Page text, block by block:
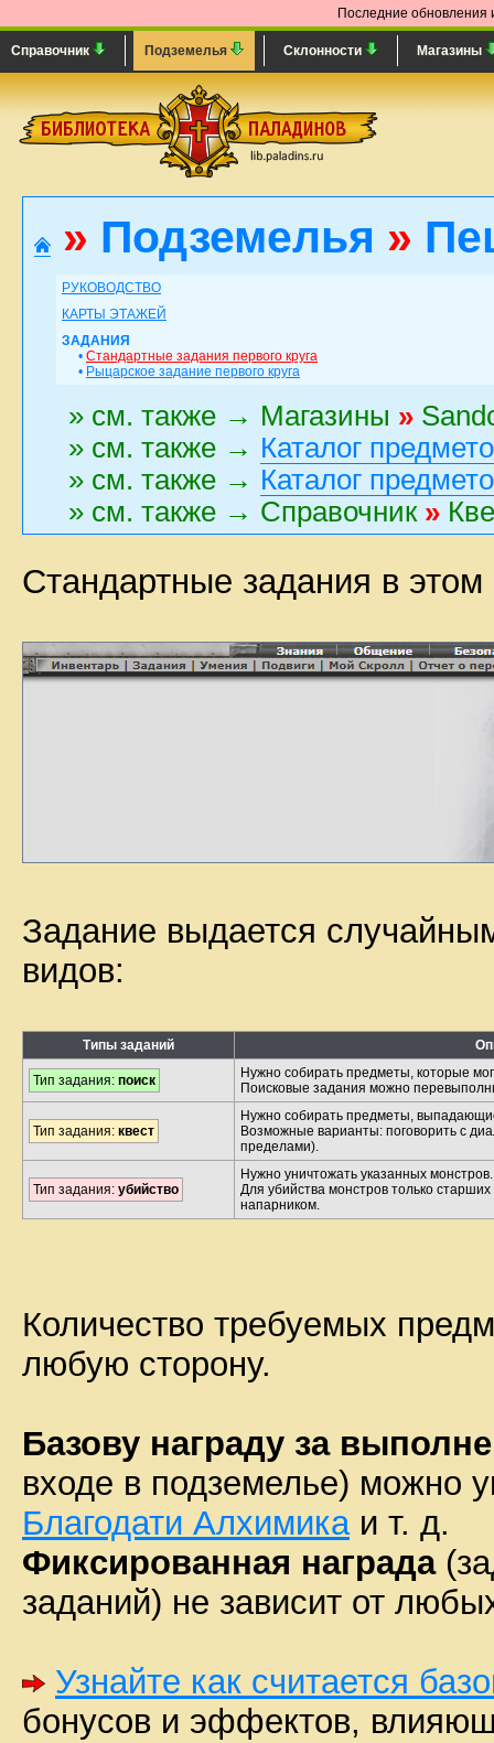
Последние обновления
Справочник Подземелья Склонности Магазины
» Подземелья »
РУКОВОДСТВО
КАРТЫ ЭТАЖЕЙ
ЗАДАНИЯ
• Стандартные задания первого круга
• Рыцарское задание первого круга
» см. также → Магазины »
» см. также → Каталог
» см. также → Каталог
» см. также → Справочник »
Стандартные задания в
Задание выдается
видов:
Типы заданий
Тип задания: поиск
Нужно собирать предметы, которые
Поисковые задания можно
Тип задания: квест
Нужно собирать предметы,
Возможные варианты: поговорить с
пределами).
Тип задания: убийство
Нужно уничтожать указанных монстров.
Для убийства монстров только
напарником.
Количество требуемых
любую сторону.
Базову награду за
входе в подземелье) можно
Благодати Алхимикаи т. д.
Фиксированная награда
заданий) не зависит от
Узнайте как считается
бонусов и эффектов,